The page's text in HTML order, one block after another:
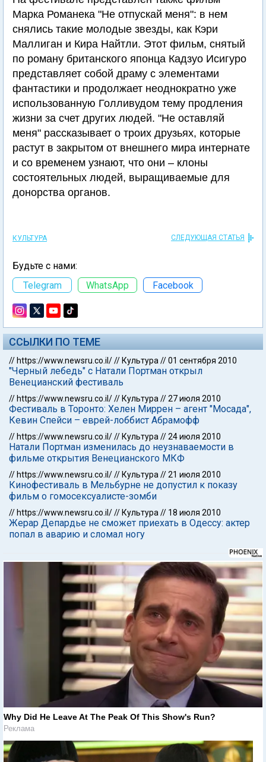
Марка Романека "Не отпускай меня": в нем
снялись такие молодые звезды, как Кэри
Маллиган и Кира Найтли. Этот фильм, снятый
по роману британского японца Кадзуо Исигуро
представляет собой драму с элементами
фантастики и продолжает неоднократно уже
использованную Голливудом тему продления
жизни за счет других людей. "Не оставляй
меня" рассказывает о троих друзьях, которые
растут в закрытом от внешнего мира интернате
и со временем узнают, что они – клоны
состоятельных людей, выращиваемые для
донорства органов.
КУЛЬТУРА СЛЕДУЮЩАЯ СТАТЬЯ
Будьте с нами:
Telegram
WhatsApp Facebook
ССЫЛКИ ПО ТЕМЕ
// https://www.newsru.co.il/// Культура //01 сентября 2010
"Черный лебедь" с Натали Портман открыл
Венецианский фестиваль
// https://www.newsru.co.il/// Культура //27 июля 2010
Фестиваль в Торонто: Хелен Миррен – агент "Мосада",
Кевин Спейси – еврей-лоббист Абрамофф
// https://www.newsru.co.il/// Культура //24 июля 2010
Натали Портман изменилась до неузнаваемости в
фильме открытия Венецианского МКФ
// https://www.newsru.co.il/// Культура //21 июля 2010
Кинофестиваль в Мельбурне не допустил к показу
фильм о гомосексуалисте-зомби
// https://www.newsru.co.il/// Культура // 18 июля 2010
Жерар Депардье не сможет приехать в Одессу: актер
попал в аварию и сломал ногу
Why Did He Leave At The Peak Of This Show's Run?
Реклама